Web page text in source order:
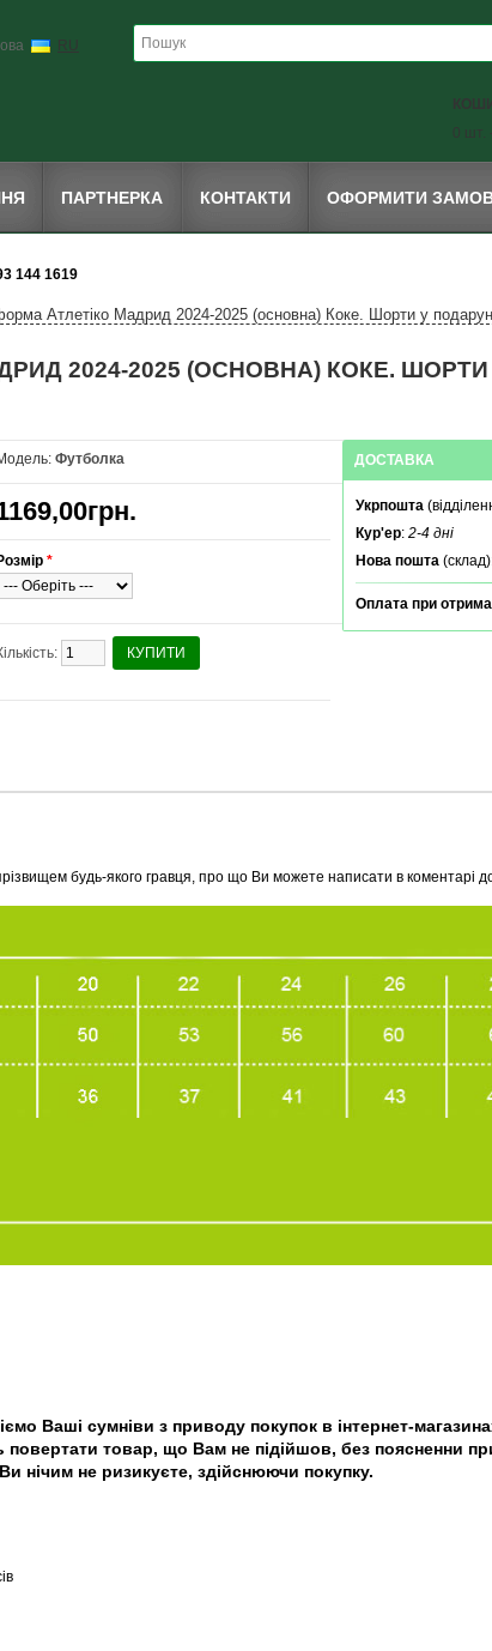
RU
0 шт.
ПАРТНЕРКА КОНТАКТИ ОФОРМИТИ
144 1619
Атлетіко Мадрид 2024-2025 (основна) Коке. Шорти у
2024-2025 (ОСНОВНА) КОКЕ. ШОРТИ
ДОСТАВКА
Укрпошта
Кур'ер: 2-4 дні
Нова пошта
Оплата при
Футболка
*
КУПИТИ
будь-якого гравця, про що Ви можете написати в коментарі
Ваші сумніви з приводу покупок в інтернет-
товар, що Вам не підійшов, без поясненни
нічим не ризикуєте, здійснюючи покупку.